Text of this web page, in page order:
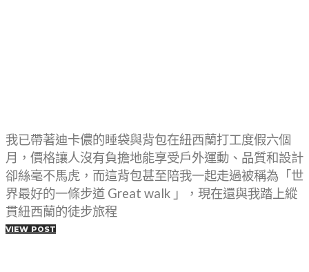
我已帶著迪卡儂的睡袋與背包在紐西蘭打工度假六個
月，價格讓人沒有負擔地能享受戶外運動、品質和設計
卻絲毫不馬虎，而這背包甚至陪我一起走過被稱為「世
界最好的一條步道 Great walk 」，現在還與我踏上縱
貫紐西蘭的徒步旅程
VIEW POST